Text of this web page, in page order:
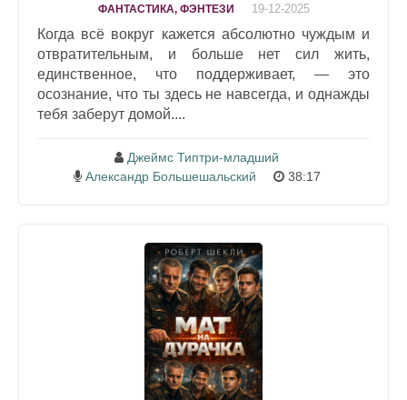
ФАНТАСТИКА, ФЭНТЕЗИ 19-12-2025
Когда всё вокруг кажется абсолютно чуждым и
отвратительным, и больше нет сил жить,
единственное, что поддерживает, — это
осознание, что ты здесь не навсегда, и однажды
тебя заберут домой....
Джеймс Типтри-младший
Александр Большешальский
38:17